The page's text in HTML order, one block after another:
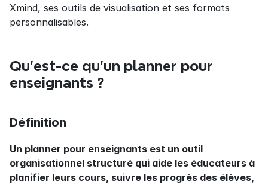
Xmind, ses outils de visualisation et ses formats
personnalisables.
Qu'est-ce qu'un planner pour
enseignants ?
Définition
Un planner pour enseignants est un outil
organisationnel structuré qui aide les éducateurs à
planifier leurs cours, suivre les progrès des élèves,